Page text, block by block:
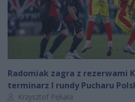
Radomiak zagra z rezerwami
terminarz I rundy Pucharu
Autor artykułu:
Krzysztof Pękała